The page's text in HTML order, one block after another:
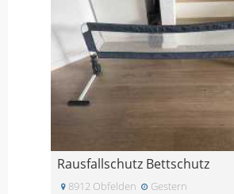
Rausfallschutz Bettschutz
8912 Obfelden Gestern